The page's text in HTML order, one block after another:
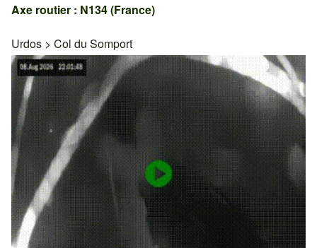
Axe routier : N134 (France)
Urdos > Col du Somport